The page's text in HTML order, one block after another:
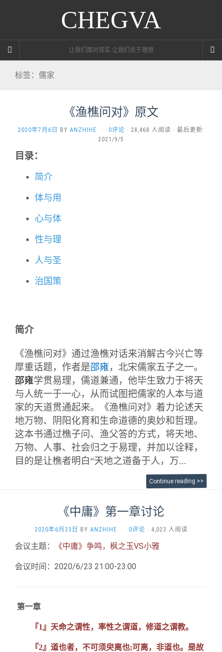
CHEGVA
让我们面对现实 让我们忠于理想
标签：儒家
《渔樵问对》原文
2020年7月6日 BY ANZHIHE · 0评论 · 28,468 人阅读 · 最后更新:
2021/9/5
目录：
简介
体与用
心与体
性与理
人与圣
治国策
简介
《渔樵问对》通过渔樵对话来消解古今兴亡等
厚重话题，作者是邵雍，北宋儒家五子之一。
邵雍学贯易理，儒道兼通，他毕生致力于将天
与人统一于一心，从而试图把儒家的人本与道
家的天道贯通起来。《渔樵问对》着力论述天
地万物、阴阳化育和生命道德的奥妙和哲理。
这本书通过樵子问、渔父答的方式，将天地、
万物、人事、社会归之于易理，并加以诠释，
目的是让樵者明白“天地之道备于人，万...
Continue reading >>
《中庸》第一章讨论
2020年6月23日 BY ANZHIHE · 0评论 · 4,023 人阅读
会议主题： 《中庸》争鸣，枫之玉VS小雅
会议时间：2020/6/23 21:00-23:00
第一章
『1』天命之谓性，率性之谓道，修道之谓教。
『2』道也者，不可须臾离也;可离，非道也。是故